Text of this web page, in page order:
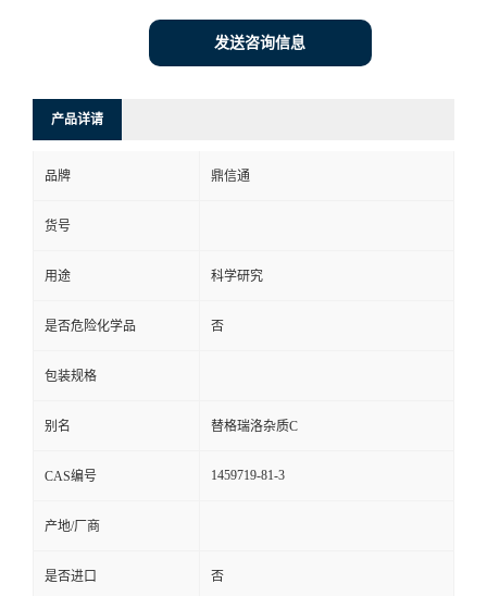
发送咨询信息
产品详请
品牌 鼎信通
货号
用途 科学研究
是否危险化学品 否
包装规格
别名 替格瑞洛杂质C
CAS编号 1459719-81-3
产地/厂商
是否进口 否